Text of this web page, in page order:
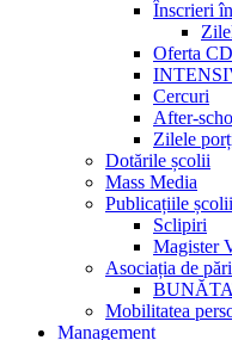
Înscrieri
Oferta
Cercuri
After-
Zilele
Dotările școlii
Mass Media
Publicațiile școlii
Sclipiri
Magister
Asociația de
Mobilitatea
Management